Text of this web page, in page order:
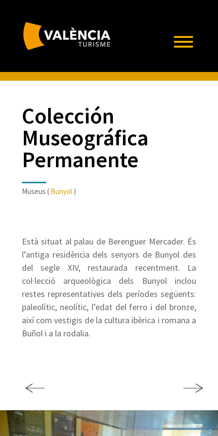
Colección
Museográfica
Permanente
Museus ( Bunyol)
Està situat al palau de Berenguer Mercader. És
l’antiga residència dels senyors de Bunyol des
del segle XIV, restaurada recentment. La
col·lecció arqueològica dels Bunyol inclou
restes representatives dels períodes següents:
paleolític, neolític, l’edat del ferro i del bronze,
així com vestigis de la cultura ibèrica i romana a
Buñol i a la rodalia.